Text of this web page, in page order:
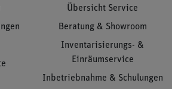
Übersicht Service
Beratung & Showroom
Inventarisierungs- &
Einräumservice
Inbetriebnahme & Schulungen